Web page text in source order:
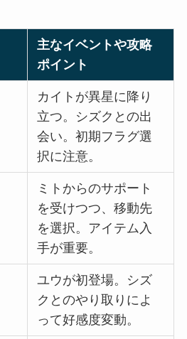
主なイベントや攻略
ポイント
カイトが異星に降り
立つ。シズクとの出
会い。初期フラグ選
択に注意。
ミトからのサポート
を受けつつ、移動先
を選択。アイテム入
手が重要。
ユウが初登場。シズ
クとのやり取りによ
って好感度変動。